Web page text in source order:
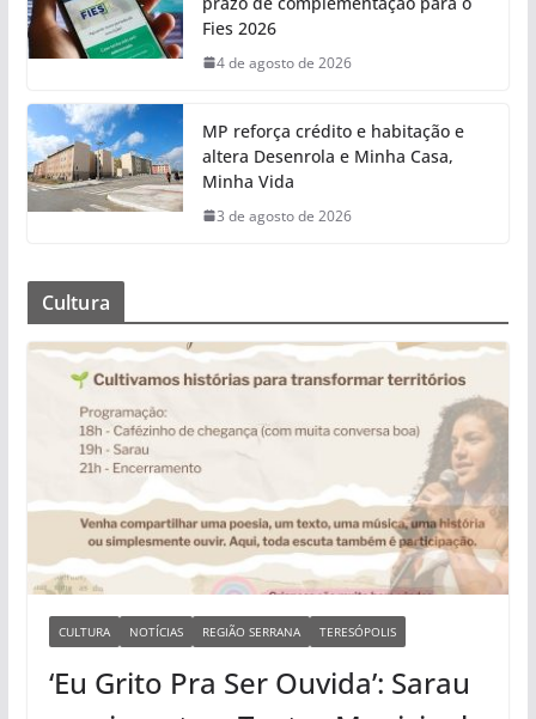
Fies 2026
4 de agosto de 2026
MP reforça crédito e habitação e
altera Desenrola e Minha Casa,
Minha Vida
3 de agosto de 2026
Cultura
CULTURA NOTÍCIAS REGIÃO SERRANA TERESÓPOLIS
‘Eu Grito Pra Ser Ouvida’: Sarau